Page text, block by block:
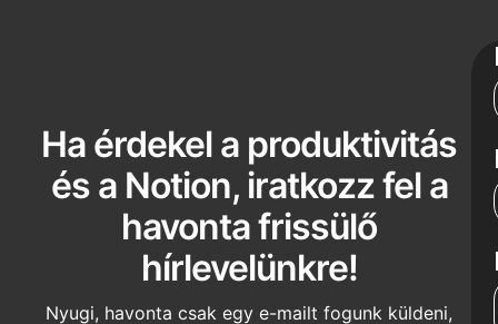
Ha érdekel a produktivitás
és a Notion, iratkozz fel a
havonta frissülő
hírlevelünkre!
Nyugi, havonta csak egy e-mailt fogunk küldeni,